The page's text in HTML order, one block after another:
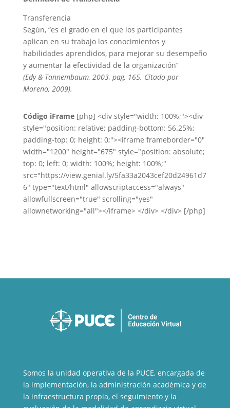
Transferencia
Según, “es el grado en el que los participantes
aplican en su trabajo los conocimientos y
habilidades aprendidos, para mejorar su desempeño
y aumentar la efectividad de la organización”
(Edy & Tannembaum, 2003, pag, 165. Citado por
Moreno, 2009).
Código iFrame[php] <div style="width: 100%;"><div
style="position: relative; padding-bottom: 56.25%;
padding-top: 0; height: 0;"><iframe frameborder="0"
width="1200" height="675" style="position: absolute;
top: 0; left: 0; width: 100%; height: 100%;"
src="https://view.genial.ly/5fa33a2043cef20d24961d7
6" type="text/html" allowscriptaccess="always"
allowfullscreen="true" scrolling="yes"
allownetworking="all"></iframe> </div> </div> [/php]
Somos la unidad operativa de la PUCE, encargada de
la implementación, la administración académica y de
la infraestructura propia, el seguimiento y la